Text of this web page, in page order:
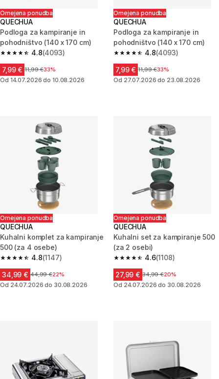
Omejena ponudba
QUECHUA
Podloga za kampiranje in
pohodništvo (140 x 170 cm)
4.8
4.8 od 5 zvezdic from 4093 ocene
(4093)
7,99 € Cena pred znižanjem
11,99 €33%
Od 14.07.2026 do 10.08.2026
Omejena ponudba
QUECHUA
Podloga za kampiranje in
pohodništvo (140 x 170 cm)
4.8
4.8 od 5 zvezdic from 4093
(4093)
7,99 € Cena pred znižanjem
11,99 €33%
Od 27.07.2026 do 23.08.2026
Omejena ponudba
QUECHUA
Kuhalni komplet za kampiranje
500 (za 4 osebe)
4.8
4.8 od 5 zvezdic from 1147 ocene
(1147)
34,99 € Cena pred znižanjem
44,99 €22%
Od 24.07.2026 do 30.08.2026
Omejena ponudba
QUECHUA
Kuhalni set za kampiranje 500
(za 2 osebi)
4.6
4.6 od 5 zvezdic from 1108
(1108)
27,99 € Cena pred znižanjem
34,99 €20%
Od 24.07.2026 do 30.08.2026